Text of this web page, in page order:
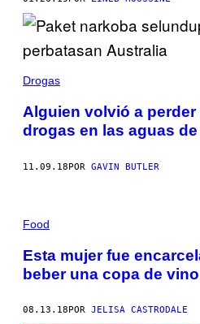
Drogas
Alguien volvió a
drogas en las aguas
11.09.18POR GAVIN BUTLER
Food
Esta mujer fue
beber una copa de
08.13.18 POR JELISA CASTRODALE